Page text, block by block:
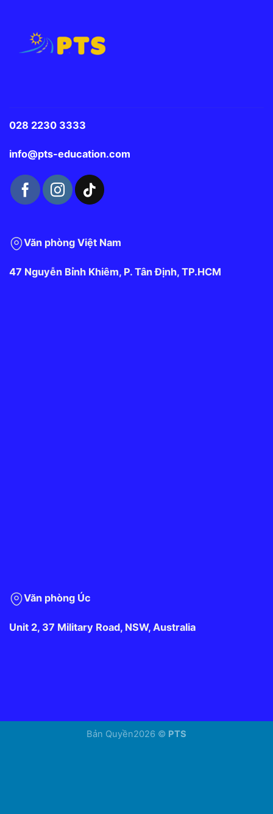
028 2230 3333
info@pts-education.com
Văn phòng Việt Nam
47 Nguyễn Bỉnh Khiêm, P. Tân Định, TP.HCM
Văn phòng Úc
Unit 2, 37 Military Road, NSW, Australia
Bản Quyền2026 © PTS